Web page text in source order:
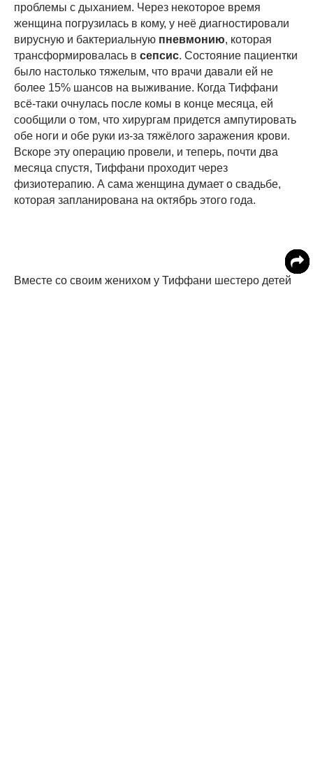
проблемы с дыханием. Через некоторое время
женщина погрузилась в кому, у неё диагностировали
вирусную и бактериальную пневмонию, которая
трансформировалась в сепсис. Состояние пациентки
было настолько тяжелым, что врачи давали ей не
более 15% шансов на выживание. Когда Тиффани
всё-таки очнулась после комы в конце месяца, ей
сообщили о том, что хирургам придется ампутировать
обе ноги и обе руки из-за тяжёлого заражения крови.
Вскоре эту операцию провели, и теперь, почти два
месяца спустя, Тиффани проходит через
физиотерапию. А сама женщина думает о свадьбе,
которая запланирована на октябрь этого года.
Вместе со своим женихом у Тиффани шестеро детей